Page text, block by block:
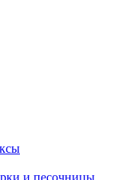
и песочницы